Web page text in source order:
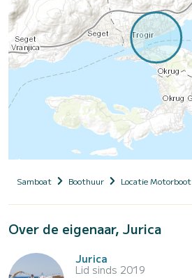
Samboat Boothuur Locatie Motorboot
Over de eigenaar, Jurica
Jurica
Lid sinds 2019